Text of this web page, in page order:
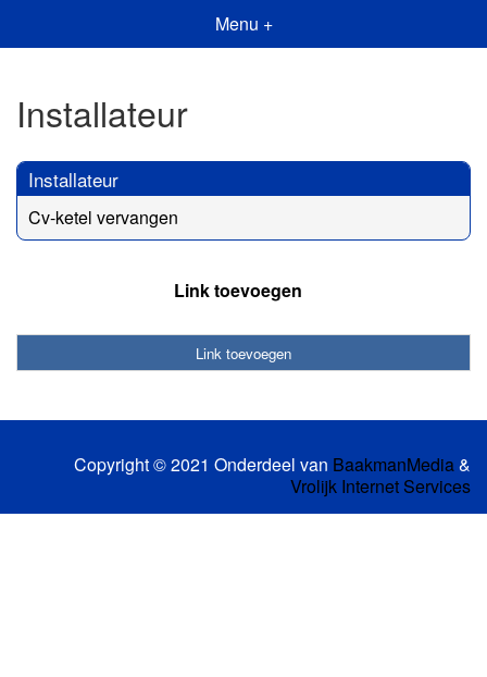
Menu +
Installateur
Installateur
Cv-ketel vervangen
Link toevoegen
Link toevoegen
Copyright © 2021 Onderdeel van BaakmanMedia&
Vrolijk Internet Services